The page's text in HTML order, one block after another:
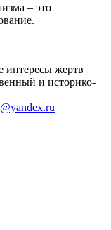
– это
жертв
и историко-